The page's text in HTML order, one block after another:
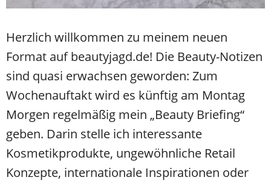
Herzlich willkommen zu meinem neuen
Format auf beautyjagd.de! Die Beauty-Notizen
sind quasi erwachsen geworden: Zum
Wochenauftakt wird es künftig am Montag
Morgen regelmäßig mein „Beauty Briefing“
geben. Darin stelle ich interessante
Kosmetikprodukte, ungewöhnliche Retail
Konzepte, internationale Inspirationen oder